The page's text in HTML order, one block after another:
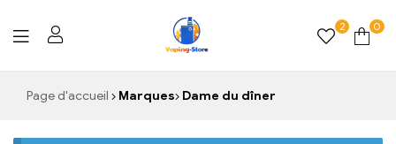
2 0
Page d'accueil Marques Dame du dîner